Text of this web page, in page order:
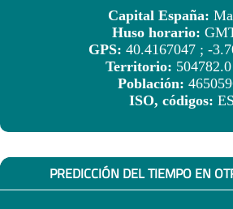
Capital España:
Huso horario:
GPS: 40.4167047 ; -
Territorio:
Población:
ISO, códigos: ES
PREDICCIÓN DEL TIEMPO EN